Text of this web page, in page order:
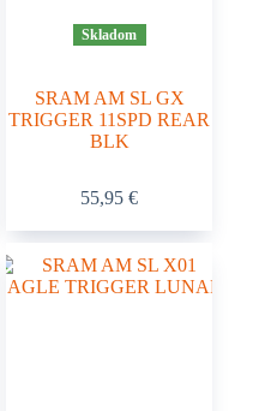
Skladom
SRAM AM SL GX
TRIGGER 11SPD REAR
BLK
55,95€